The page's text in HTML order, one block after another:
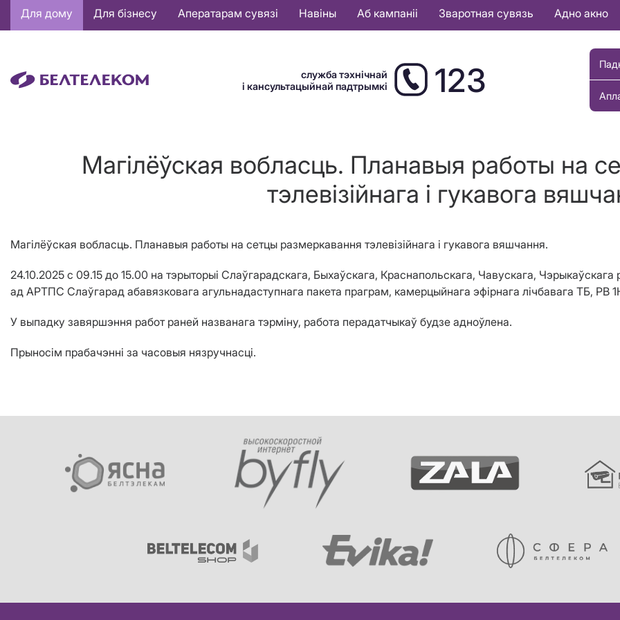
Основная
навигация
Для дому Для бізнесу Аператарам сувязі Навіны Аб кампаніі Зваротная сувязь Адно акно
служба тэхнічнай
і кансультацыйнай падтрымкі
123
Магілёўская вобласць. Планавыя работы на
тэлевізійнага і гукавога
Магілёўская вобласць. Планавыя работы на сетцы размеркавання тэлевізійнага і гукавога вяшчання.
24.10.2025 с 09.15 до 15.00 на тэрыторыі Слаўгарадскага, Быхаўскага, Краснапольскага, Чавускага,
ад АРТПС Слаўгарад абавязковага агульнадаступнага пакета праграм, камерцыйнага эфірнага лічбавага ТБ, РВ
У выпадку завяршэння работ раней названага тэрміну, работа перадатчыкаў будзе адноўлена.
Прыносім прабачэнні за часовыя нязручнасці.